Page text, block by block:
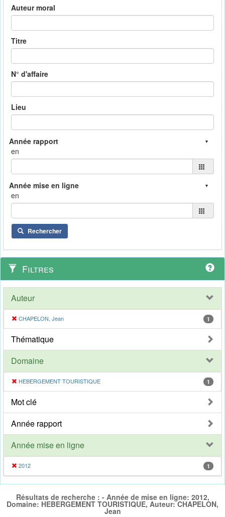
Auteur moral
Titre
N° d'affaire
Lieu
en
en
Rechercher
Filtres
Auteur
CHAPELON, Jean 1
Thématique
Domaine
HEBERGEMENT TOURISTIQUE 1
Mot clé
Année rapport
Année mise en ligne
2012 1
Résultats de recherche : - Année de mise en ligne: 2012,
Domaine: HEBERGEMENT TOURISTIQUE, Auteur: CHAPELON,
Jean